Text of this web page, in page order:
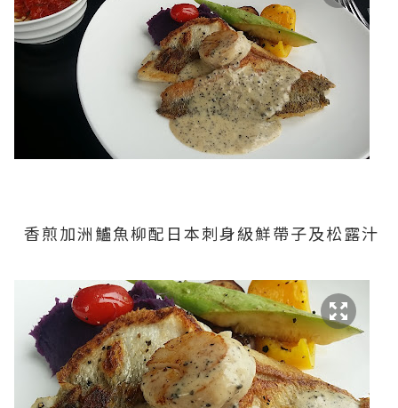
香煎加洲鱸魚柳配日本刺身級鮮帶子及松露汁